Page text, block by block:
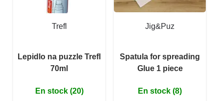
Trefl
Lepidlo na puzzle Trefl
70ml
En stock (20)
Jig&Puz
Spatula for spreading
Glue 1 piece
En stock (8)